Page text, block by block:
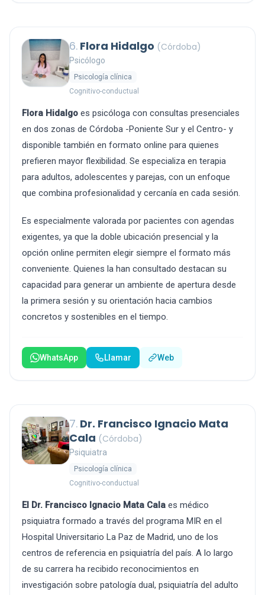
6. Flora Hidalgo (Córdoba)
Psicólogo
Psicología clínica
Cognitivo-conductual
Flora Hidalgo es psicóloga con consultas presenciales
en dos zonas de Córdoba -Poniente Sur y el Centro- y
disponible también en formato online para quienes
prefieren mayor flexibilidad. Se especializa en terapia
para adultos, adolescentes y parejas, con un enfoque
que combina profesionalidad y cercanía en cada sesión.
Es especialmente valorada por pacientes con agendas
exigentes, ya que la doble ubicación presencial y la
opción online permiten elegir siempre el formato más
conveniente. Quienes la han consultado destacan su
capacidad para generar un ambiente de apertura desde
la primera sesión y su orientación hacia cambios
concretos y sostenibles en el tiempo.
WhatsApp Llamar Web
7. Dr. Francisco Ignacio Mata
Cala (Córdoba)
Psiquiatra
Psicología clínica
Cognitivo-conductual
El Dr. Francisco Ignacio Mata Cala es médico
psiquiatra formado a través del programa MIR en el
Hospital Universitario La Paz de Madrid, uno de los
centros de referencia en psiquiatría del país. A lo largo
de su carrera ha recibido reconocimientos en
investigación sobre patología dual, psiquiatría del adulto